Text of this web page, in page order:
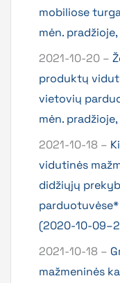
mobiliose
mėn.
2021-10-20 –
produktų
vietovių
mėn.
2021-10-18 –
vidutinės
didžiųjų
parduotuvėse*
(2020-10-
2021-10-18 –
mažmeninės